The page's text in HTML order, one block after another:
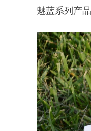
魅蓝系列产